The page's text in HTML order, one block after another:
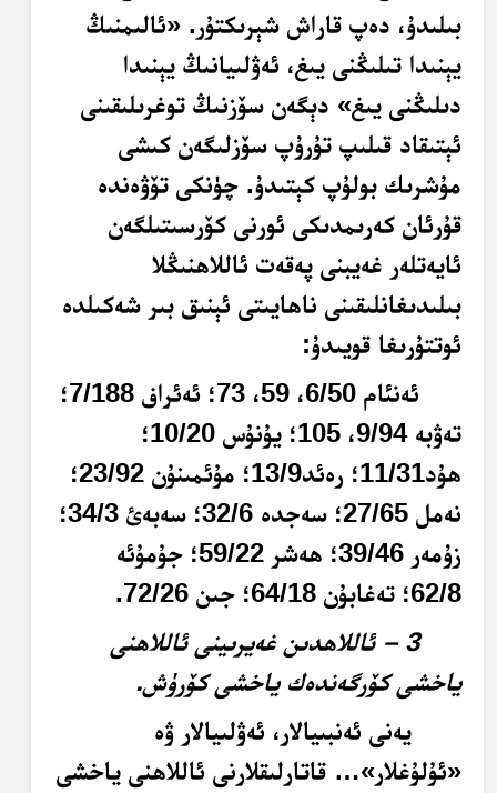
بىلىدۇ، دەپ قاراش شېرىكتۇر. «ئالىمنىڭ
يېنىدا تىلىڭنى يىغ، ئەۋلىيانىڭ يېنىدا
دىلىڭنى يىغ» دېگەن سۆزنىڭ توغرىلىقىنى
ئېتىقاد قىلىپ تۇرۇپ سۆزلىگەن كىشى
مۇشرىك بولۇپ كېتىدۇ. چۈنكى تۆۋەندە
قۇرئان كەرىمدىكى ئورنى كۆرسىتىلگەن
ئايەتلەر غەيبنى پەقەت ئاللاھنىڭلا
بىلىدىغانلىقىنى ناھايىتى ئېنىق بىر شەكىلدە
ئوتتۇرىغا قويىدۇ:
ئەنئام 6/50، 59، 73؛ ئەئراف 7/188؛
تەۋبە 9/94، 105؛ يۇنۇس 10/20؛
ھۇد11/31؛ رەئد13/9؛ مۇئمىنۇن 23/92؛
نەمل 27/65؛ سەجدە 32/6؛ سەبەئ 34/3؛
زۇمەر 39/46؛ ھەشر 59/22؛ جۇمۇئە
62/8؛ تەغابۇن 64/18؛ جىن 72/26.
3 – ئاللاھدىن غەيرىينى ئاللاھنى
ياخشى كۆرگەندەك ياخشى كۆرۈش.
يەنى ئەنبىيالار، ئەۋلىيالار ۋە
«ئۇلۇغلار»… قاتارلىقلارنى ئاللاھنى ياخشى